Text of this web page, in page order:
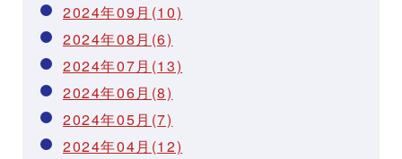
2024年09月(10)
2024年08月(6)
2024年07月(13)
2024年06月(8)
2024年05月(7)
2024年04月(12)